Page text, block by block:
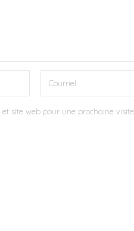
site web pour une prochaine visite.